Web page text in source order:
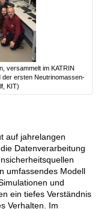
versammelt im KATRIN
der ersten Neutrinomassen-
KIT)
auf jahrelangen
Datenverarbeitung
umfassendes Modell
und
ein tiefes Verständnis
Verhalten. Im